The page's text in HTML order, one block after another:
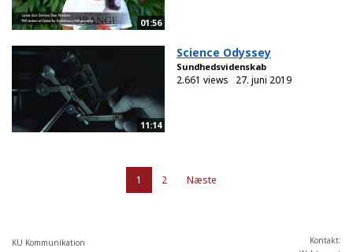
01:56
11:14
Science Odyssey
Sundhedsvidenskab
2.661 views 27. juni 2019
1 2 Næste
KU Kommunikation
Kontakt: